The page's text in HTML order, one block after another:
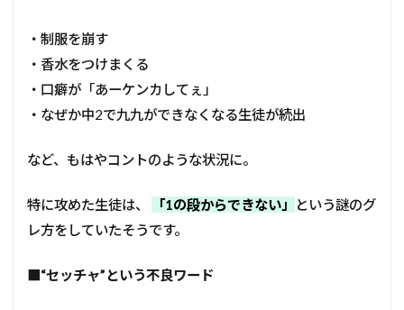
・制服を崩す
・香水をつけまくる
・口癖が「あーケンカしてぇ」
・なぜか中2で九九ができなくなる生徒が続出
など、もはやコントのような状況に。
特に攻めた生徒は、 「1の段からできない」
という謎のグ
レ方をしていたそうです。
■“セッチャ”という不良ワード